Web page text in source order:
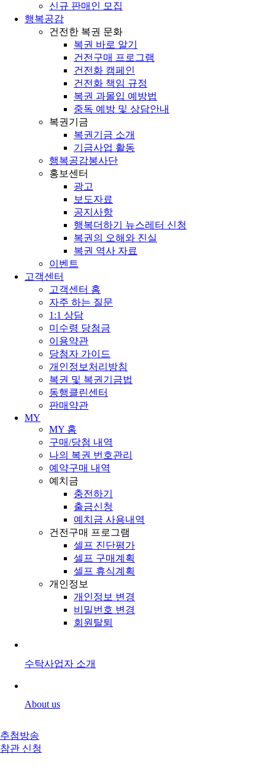
신규 판매인 모집
행복공감
건전한 복권 문화
복권 바로 알기
건전구매 프로그램
건전화 캠페인
건전화 책임 규정
복권 과몰입 예방법
중독 예방 및 상담안내
복권기금
복권기금 소개
기금사업 활동
행복공감봉사단
홍보센터
광고
보도자료
공지사항
행복더하기 뉴스레터 신청
복권의 오해와 진실
복권 역사 자료
이벤트
고객센터
고객센터 홈
자주 하는 질문
1:1 상담
미수령 당첨금
이용약관
당첨자 가이드
개인정보처리방침
복권 및 복권기금법
동행클린센터
판매약관
MY
MY 홈
구매/당첨 내역
나의 복권 번호관리
예약구매 내역
예치금
충전하기
출금신청
예치금 사용내역
건전구매 프로그램
셀프 진단평가
셀프 구매계획
셀프 휴식계획
개인정보
개인정보 변경
비밀번호 변경
회원탈퇴
수탁사업자 소개
About us
추첨방송
참관 신청